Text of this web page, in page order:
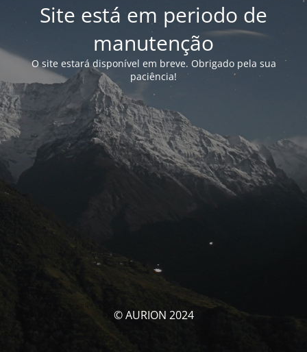
Site está em periodo de
manutenção
O site estará disponível em breve. Obrigado pela sua
paciência!
© AURION 2024